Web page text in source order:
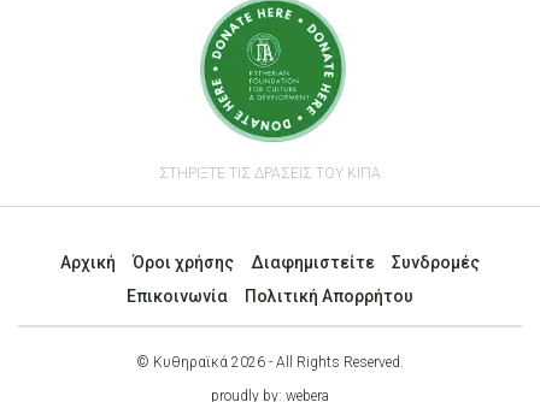
ΣΤΗΡΙΞΤΕ ΤΙΣ ΔΡΑΣΕΙΣ ΤΟΥ ΚΙΠΑ
Αρχική Όροι χρήσης Διαφημιστείτε
Συνδρομές
Επικοινωνία
Πολιτική Απορρήτου
© Κυθηραϊκά 2026 - All Rights Reserved.
proudly by: webera